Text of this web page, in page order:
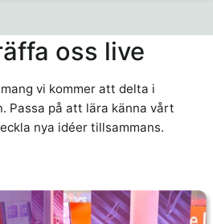
oss live
vi kommer att delta i
Passa på att lära känna vårt
nya idéer tillsammans.